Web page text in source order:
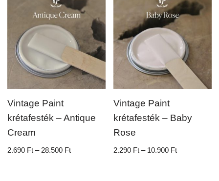
Vintage Paint
krétafesték – Antique
Cream
2.690 Ft – 28.500 Ft
Vintage Paint
krétafesték – Baby
Rose
2.290 Ft – 10.900 Ft